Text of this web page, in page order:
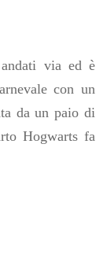
via ed è
con un
da un paio di
Hogwarts fa